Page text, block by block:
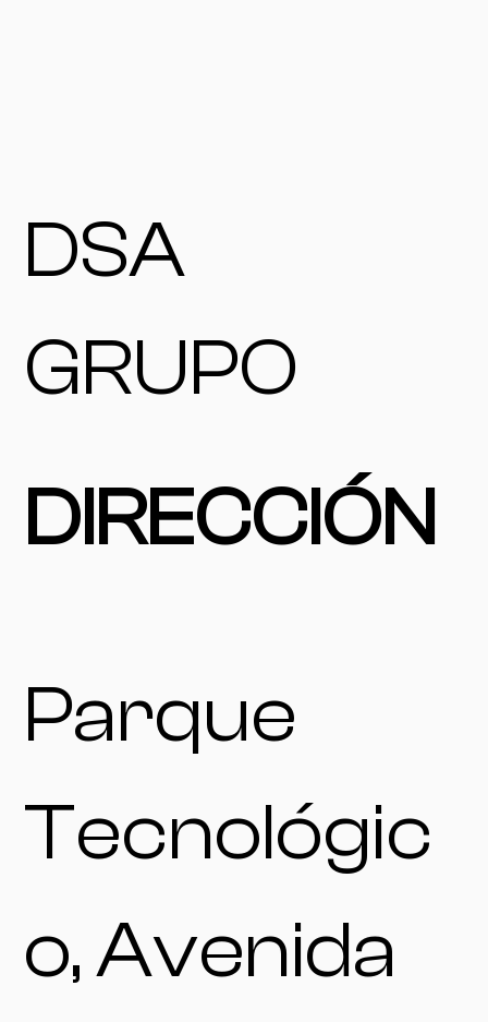
DSA
GRUPO
DIRECCIÓN
Parque
Tecnológic
o, Avenida